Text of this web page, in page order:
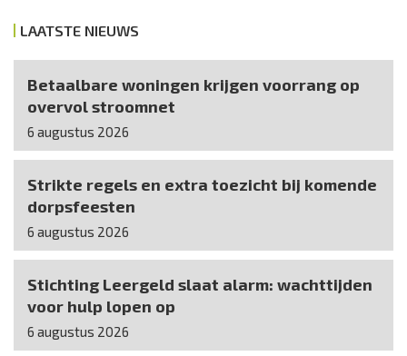
LAATSTE NIEUWS
Betaalbare woningen krijgen voorrang op
overvol stroomnet
6 augustus 2026
Strikte regels en extra toezicht bij komende
dorpsfeesten
6 augustus 2026
Stichting Leergeld slaat alarm: wachttijden
voor hulp lopen op
6 augustus 2026